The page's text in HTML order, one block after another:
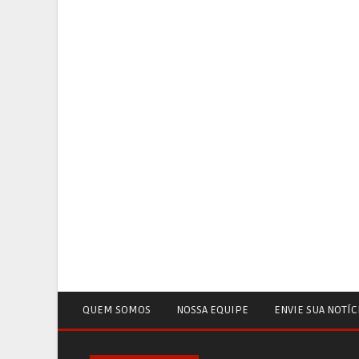
QUEM SOMOS NOSSA EQUIPE ENVIE SUA